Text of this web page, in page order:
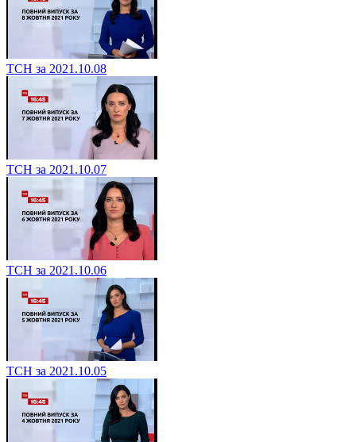
ТСН за 2021.10.08
ТСН за 2021.10.07
ТСН за 2021.10.06
ТСН за 2021.10.05